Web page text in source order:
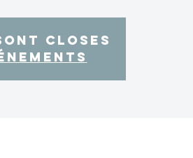
closes